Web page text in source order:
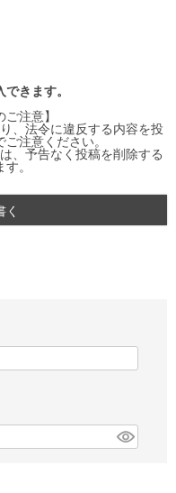
きます。
ご注意】
、法令に違反する内容を投
注意ください。
、予告なく投稿を削除する
。
く